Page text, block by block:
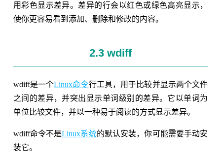
用彩色显示差异。差异的行会以红色或绿色高亮显示，
使你更容易看到添加、删除和修改的内容。
2.3 wdiff
wdiff是一个Linux命令行工具，用于比较并显示两个文件
之间的差异，并突出显示单词级别的差异。它以单词为
单位比较文件，并以一种易于阅读的方式显示差异。
wdiff命令不是Linux系统的默认安装，你可能需要手动安
装它。